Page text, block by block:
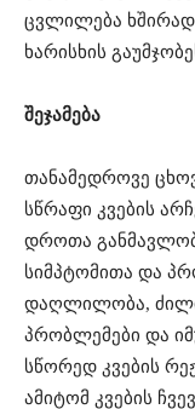
ცვლილება ხშირად
ხარისხის
შეჯამება
თანამედროვე
სწრაფი კვების
დროთა
სიმპტომითა და
დაღლილობა,
პრობლემები და
სწორედ კვების
ამიტომ კვების